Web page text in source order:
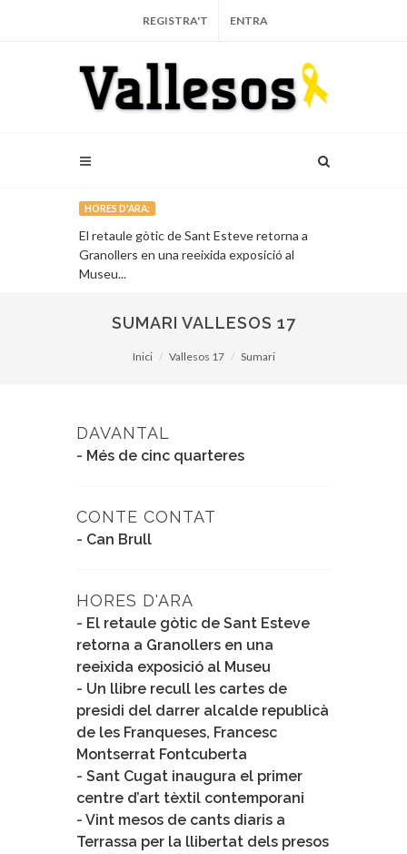
REGISTRA'T ENTRA
HORES D'ARA:
El retaule gòtic de Sant Esteve retorna a
Granollers en una reeixida exposició al
Museu...
SUMARI VALLESOS 17
Inici Vallesos 17 Sumari
DAVANTAL
- Més de cinc quarteres
CONTE CONTAT
- Can Brull
HORES D'ARA
- El retaule gòtic de Sant Esteve
retorna a Granollers en una
reeixida exposició al Museu
- Un llibre recull les cartes de
presidi del darrer alcalde republicà
de les Franqueses, Francesc
Montserrat Fontcuberta
- Sant Cugat inaugura el primer
centre d’art tèxtil contemporani
- Vint mesos de cants diaris a
Terrassa per la llibertat dels presos